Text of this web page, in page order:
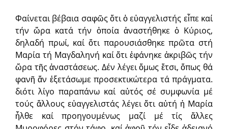
Φαίνεται βέβαια σαφῶς ὅτι ὁ εὐαγγελιστής εἶπε καί
τήν ὥρα κατά τήν ὁποία ἀναστήθηκε ὁ Κύριος,
δηλαδή πρωί, καί ὅτι παρουσιάσθηκε πρῶτα στή
Μαρία τή Μαγδαληνή καί ὅτι ἐφάνηκε ἀκριβῶς τήν
ὥρα τῆς ἀναστάσεως. Δέν λέγει ὅμως ἔτσι, ὅπως θά
φανῆ ἄν ἐξετάσωμε προσεκτικώτερα τά πράγματα.
διότι λίγο παραπάνω καί αὐτός σέ συμφωνία μέ
τούς ἄλλους εὐαγγελιστάς λέγει ὅτι αὐτή ἡ Μαρία
ἦλθε καί προηγουμένως μαζί μέ τίς ἄλλες